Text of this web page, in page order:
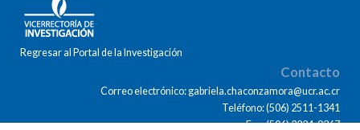
Regresar al Portal de la Investigación
Contacto
Correo electrónico: gabriela.chaconzamora@ucr.ac.cr
Teléfono: (506) 2511-1341
Fax: (506) 2224-9367